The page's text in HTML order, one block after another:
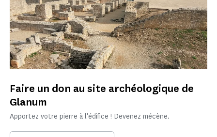
Faire un don au site archéologique de
Glanum
Apportez votre pierre à l'édifice ! Devenez mécène.